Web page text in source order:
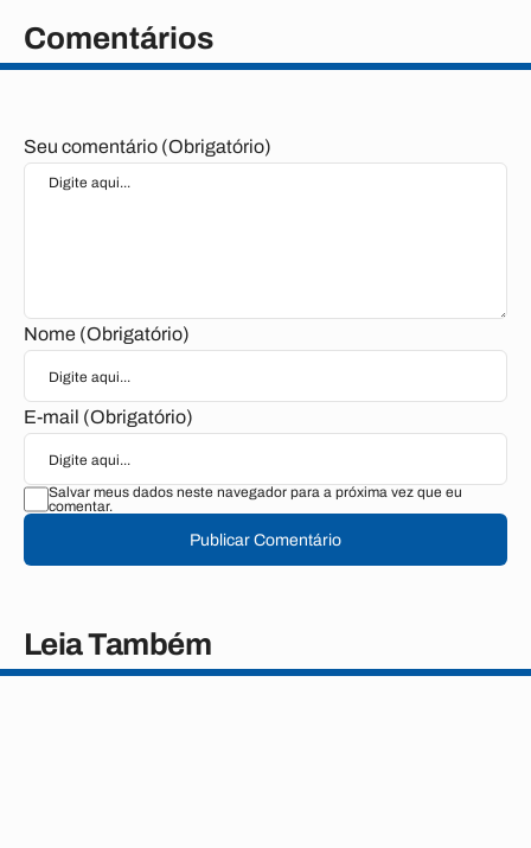
Comentários
Seu comentário (Obrigatório)
Nome (Obrigatório)
E-mail (Obrigatório)
Salvar meus dados neste navegador para a próxima vez que eu
comentar.
Publicar Comentário
Leia Também